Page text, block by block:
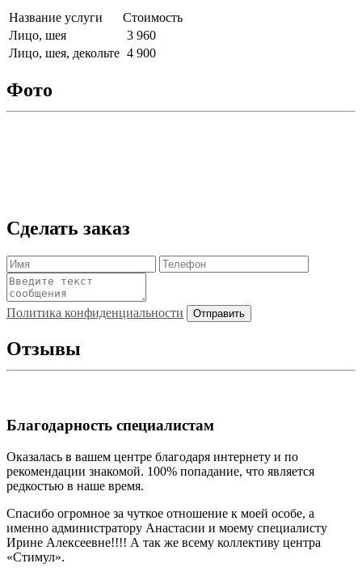
Название услуги
Стоимость
Лицо, шея
3 960
Лицо, шея, декольте 4 900
Фото
Сделать заказ
Политика конфиденциальности
Отзывы
Благодарность специалистам
Оказалась в вашем центре благодаря интернету и по
рекомендации знакомой. 100% попадание, что является
редкостью в наше время.
Спасибо огромное за чуткое отношение к моей особе, а
именно администратору Анастасии и моему специалисту
Ирине Алексеевне!!!! А так же всему коллективу центра
«Стимул».